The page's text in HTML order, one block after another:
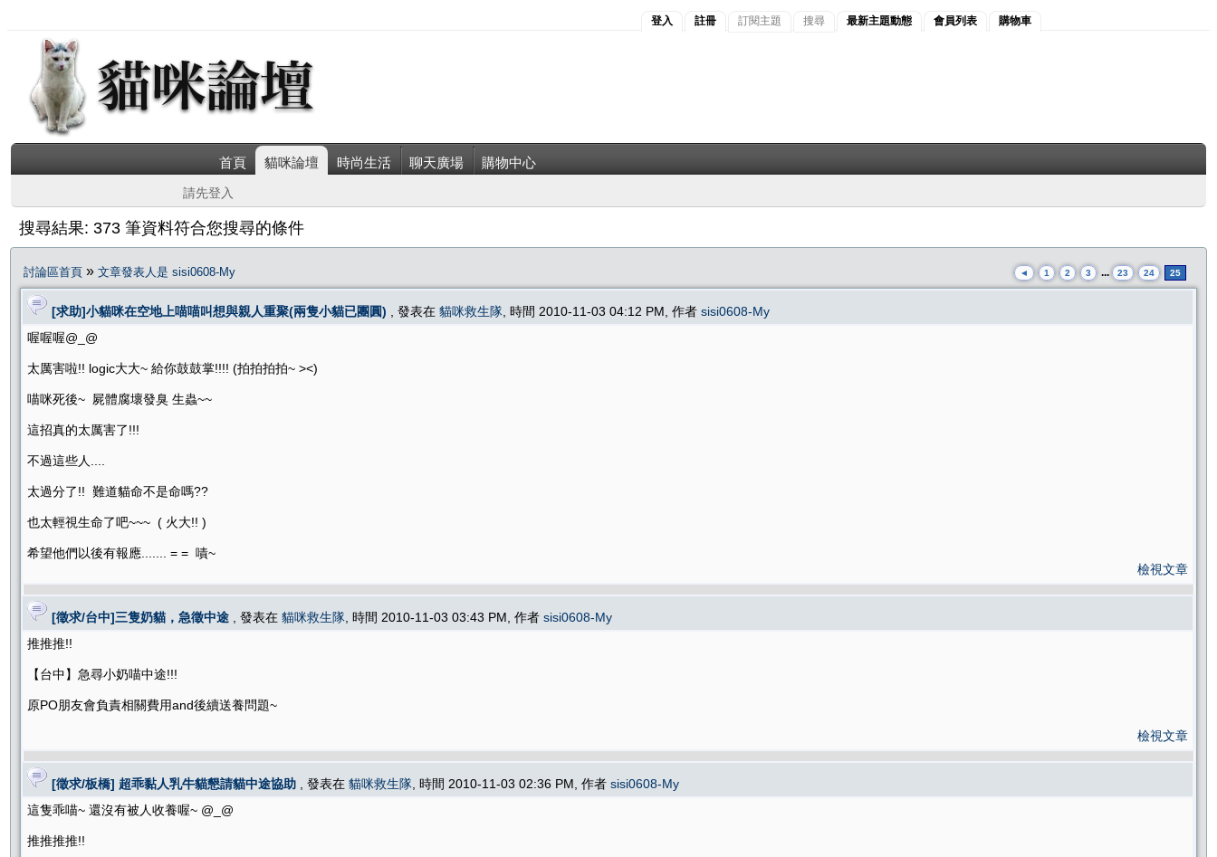
登入 註冊 訂閱主題 搜尋 最新主題動態 會員列表 購物車
首頁 貓咪論壇 時尚生活 聊天廣場 購物中心
請先登入
搜尋結果: 373 筆資料符合您搜尋的條件
討論區首頁 » 文章發表人是 sisi0608-My ◄ 1 2 3 ... 23 24 25
[求助]小貓咪在空地上喵喵叫想與親人重聚(兩隻小貓已團圓) , 發表在 貓咪救生隊 , 時間 2010-11-03 04:12 PM, 作者 sisi0608-My
喔喔喔@_@
太厲害啦!! logic大大~ 給你鼓鼓掌!!!! (拍拍拍拍~ ><)
喵咪死後~ 屍體腐壞發臭 生蟲~~
這招真的太厲害了!!!
不過這些人....
太過分了!! 難道貓命不是命嗎??
也太輕視生命了吧~~~ ( 火大!! )
希望他們以後有報應....... = = 嘖~
檢視文章
[徵求/台中]三隻奶貓，急徵中途 , 發表在 貓咪救生隊 , 時間 2010-11-03 03:43 PM, 作者 sisi0608-My
推推推!!
【台中】急尋小奶喵中途!!!
原PO朋友會負責相關費用and後續送養問題~
檢視文章
[徵求/板橋] 超乖黏人乳牛貓懇請貓中途協助 , 發表在 貓咪救生隊 , 時間 2010-11-03 02:36 PM, 作者 sisi0608-My
這隻乖喵~ 還沒有被人收養喔~ @_@
推推推推!!